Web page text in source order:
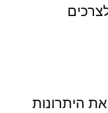
היתרונות